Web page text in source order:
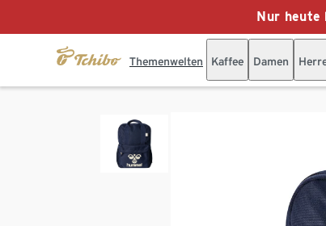
Nur heute
Themenwelten Kaffee Damen